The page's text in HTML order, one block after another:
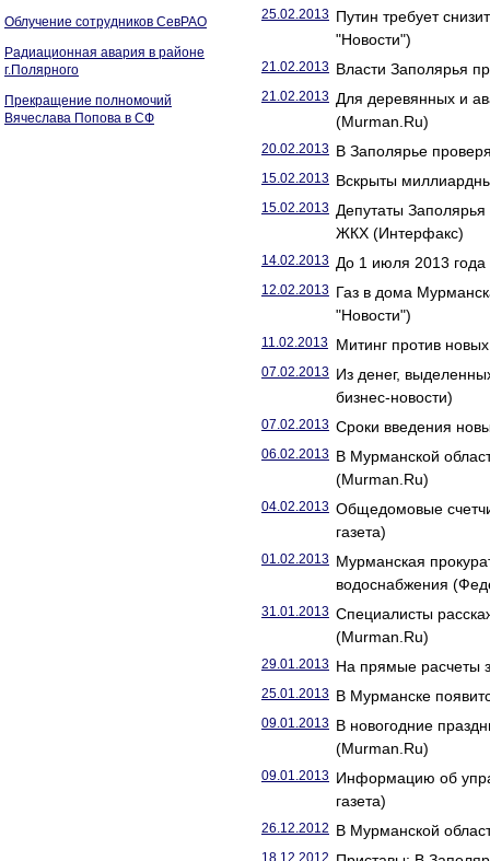
Облучение сотрудников СевРАО
Радиационная авария в районе
г.Полярного
Прекращение полномочий
Вячеслава Попова в СФ
25.02.2013 Путин требует
"Новости")
21.02.2013 Власти Заполярья
21.02.2013 Для деревянных и
(Murman.Ru)
20.02.2013 В Заполярье
15.02.2013 Вскрыты
15.02.2013 Депутаты
ЖКХ (Интерфакс)
14.02.2013 До 1 июля 2013
12.02.2013 Газ в дома
"Новости")
11.02.2013 Митинг против
07.02.2013 Из денег,
бизнес-новости)
07.02.2013 Сроки введения
06.02.2013 В Мурманской
(Murman.Ru)
04.02.2013 Общедомовые
газета)
01.02.2013 Мурманская
водоснабжения
31.01.2013 Специалисты
(Murman.Ru)
29.01.2013 На прямые расчеты
25.01.2013 В Мурманске
09.01.2013 В новогодние
(Murman.Ru)
09.01.2013 Информацию об
газета)
26.12.2012 В Мурманской
18.12.2012